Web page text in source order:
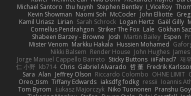
Michael Santoro thu huynh Stephen Bentley I_ViceRoy
Kevin Showman Naomi Soh McCoder John Elliotte
Kamil Uriasz Lirian Sarah Schrock Logan Hertz Gaël Gilly
Cornellus Pendrahgon Striker The Fox Lale Gökhan
Shabeen Barzey - Browne Josh Martin Bailey Espen
Mister Venom Markku Hakala Hussien Mohamed
Nikki Balsem Render House John Hughes
Jorge Manuel Cappello Barreto Sticky Buttons iiiFahad7 재
仁 小野 kb714 Chris Gabriel Alvarado 哲 董 Fredrik
Sara Alan Jeffrey Olson Riccardo Colombo OHNE LIMIT
Oreo_tism Tiffany Edwards iaksdfg fodkg ressii Ioannis
Tom Byrom Łukasz Majorczyk Niko Tuononen Pranshu